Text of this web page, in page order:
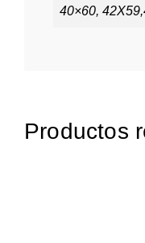
40×60,
Productos